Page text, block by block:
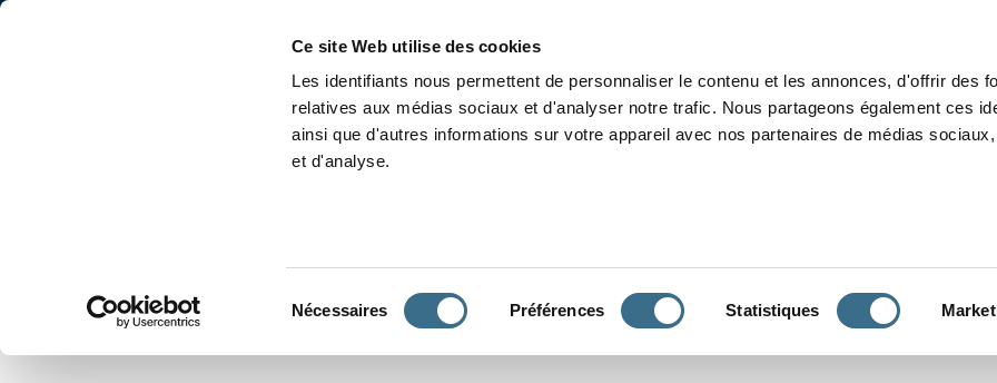
Ce site Web utilise des cookies
Les identifiants nous permettent de personnaliser le contenu et les annonces, d'offrir des
relatives aux médias sociaux et d'analyser notre trafic. Nous partageons également ces
ainsi que d'autres informations sur votre appareil avec nos partenaires de médias
et d'analyse.
Nécessaires Préférences Statistiques